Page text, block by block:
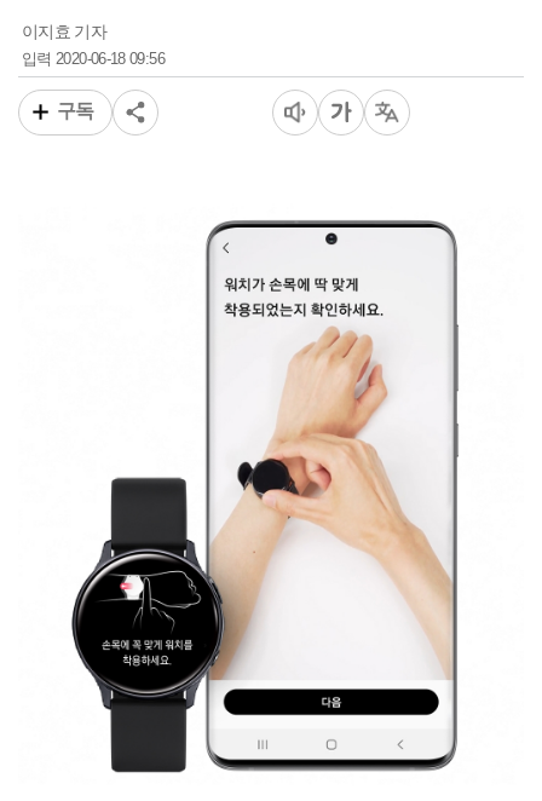
이지효 기자
입력 2020-06-18 09:56
구독